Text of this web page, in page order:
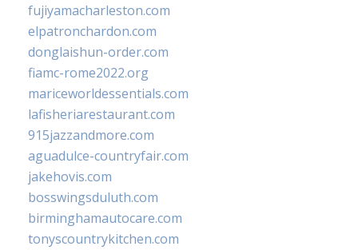
fujiyamacharleston.com
elpatronchardon.com
donglaishun-order.com
fiamc-rome2022.org
mariceworldessentials.com
lafisheriarestaurant.com
915jazzandmore.com
aguadulce-countryfair.com
jakehovis.com
bosswingsduluth.com
birminghamautocare.com
tonyscountrykitchen.com